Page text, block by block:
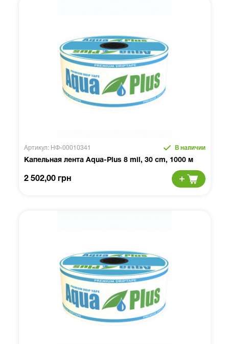
Артикул: НФ-00010341 В наличии
Капельная лента Aqua-Plus 8 mil, 30 cm, 1000 м
2 502,00 грн